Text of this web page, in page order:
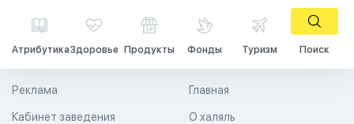
АтрибутикаЗдоровье Продукты Фонды Туризм Поиск
Главная
О халяль
Реклама
Кабинет заведения